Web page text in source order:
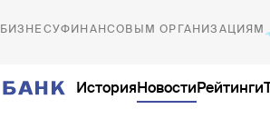
БИЗНЕСУФИНАНСОВЫМ ОРГАНИЗАЦИЯМ
ИсторияНовостиРейтинги